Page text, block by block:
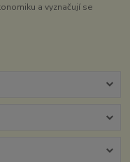
a vyznačují se